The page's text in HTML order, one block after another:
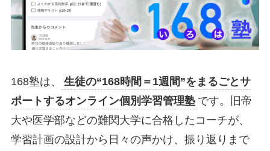
168塾は、
生徒の“168時間＝1週間”をまるごとサ
ポートするオンライン個別学習管理塾 です。旧帝
大や医学部などの難関大学に合格したコーチが、
学習計画の設計から日々の声かけ、振り返りまで